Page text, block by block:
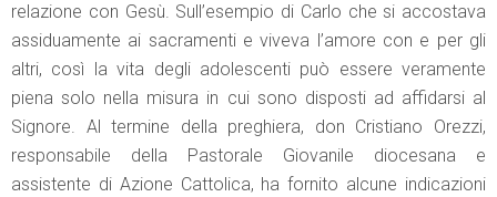
relazione con Gesù. Sull’esempio di Carlo che si accostava
assiduamente ai sacramenti e viveva l’amore con e per gli
altri, così la vita degli adolescenti può essere veramente
piena solo nella misura in cui sono disposti ad affidarsi al
Signore. Al termine della preghiera, don Cristiano Orezzi,
responsabile della Pastorale Giovanile diocesana e
assistente di Azione Cattolica, ha fornito alcune indicazioni